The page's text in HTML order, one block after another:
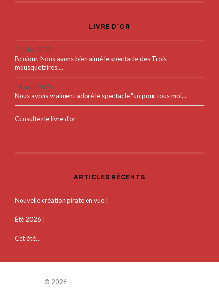
LIVRE D'OR
3 juillet 2025
Bonjour, Nous avons bien aimé le spectacle des Trois
mousquetaires....
14 avril 2025
Nous avons vraiment adoré le spectacle "un pour tous moi...
Consultez le livre d'or
ARTICLES RÉCENTS
Nouvelle création pirate en vue !
Été 2026 !
Cet été…
© 2026 —